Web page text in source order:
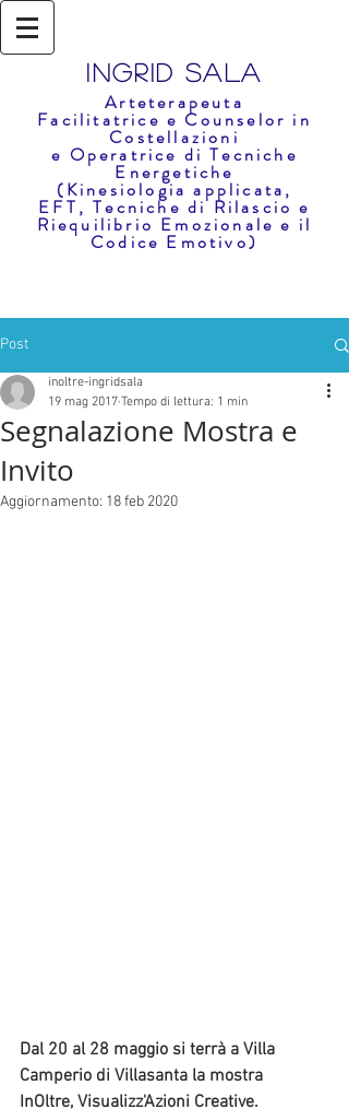
Ingrid Sala
Arteterapeuta
Facilitatrice e Counselor in
Costellazioni
e Operatrice di Tecniche
Energetiche
(Kinesiologia applicata,
EFT, Tecniche di Rilascio e
Riequilibrio Emozionale e il
Codice Emotivo)
Post
Segnalazione Mostra e
Invito
inoltre-ingridsala
19 mag 2017 Tempo di lettura: 1 min
Aggiornamento: 18 feb 2020
Dal 20 al 28 maggio si terrà a Villa
Camperio di Villasanta la mostra
InOltre, Visualizz'Azioni Creative.